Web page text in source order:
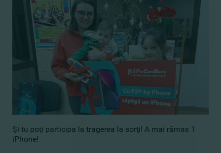
Şi tu poţi participa la tragerea la sorţi! A mai rămas 1
iPhone!